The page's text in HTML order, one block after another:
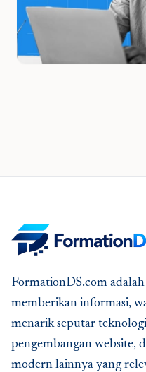
FormationDS.com
memberikan informasi,
menarik seputar
pengembangan website,
modern lainnya yang